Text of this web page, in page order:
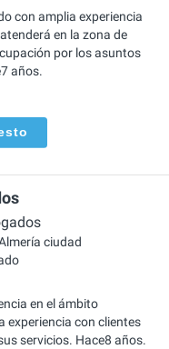
con amplia experiencia
en la zona de
por los asuntos
años.
ciudad
en el ámbito
experiencia con clientes
servicios. Hace8 años.